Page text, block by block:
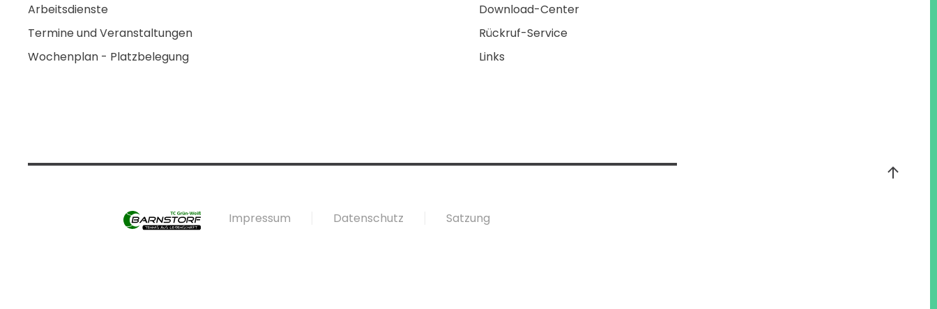
Arbeitsdienste
Termine und Veranstaltungen
Wochenplan - Platzbelegung
Download-Center
Rückruf-Service
Links
Impressum Datenschutz Satzung